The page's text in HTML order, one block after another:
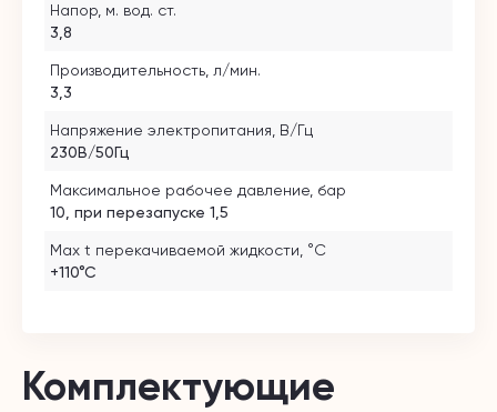
Напор, м. вод. ст.
3,8
Производительность, л/мин.
3,3
Напряжение электропитания, В/Гц
230В/50Гц
Максимальное рабочее давление, бар
10, при перезапуске 1,5
Max t перекачиваемой жидкости, °C
+110°С
Комплектующие